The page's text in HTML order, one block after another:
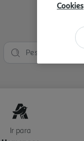
Ir para
Cookies